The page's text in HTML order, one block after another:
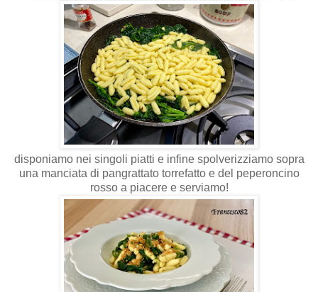
disponiamo nei singoli piatti e infine spolverizziamo sopra
una manciata di pangrattato torrefatto e del peperoncino
rosso a piacere e serviamo!